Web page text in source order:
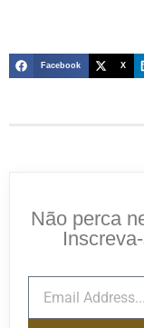
Facebook X
Não perca